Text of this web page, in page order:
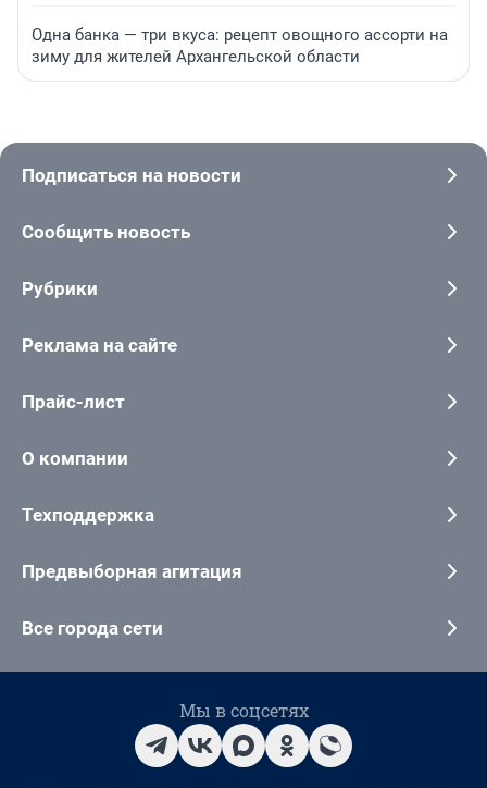
Одна банка — три вкуса: рецепт овощного ассорти на
зиму для жителей Архангельской области
Подписаться на новости
Сообщить новость
Рубрики
Реклама на сайте
Прайс-лист
О компании
Техподдержка
Предвыборная агитация
Все города сети
Мы в соцсетях